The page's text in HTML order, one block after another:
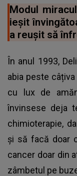
Modul
ieșit
a reușit să
În anul 1993,
abia peste
cu lux de
învinsese deja
chimioterapie,
și să facă doar
cancer doar din
zâmbetul pe